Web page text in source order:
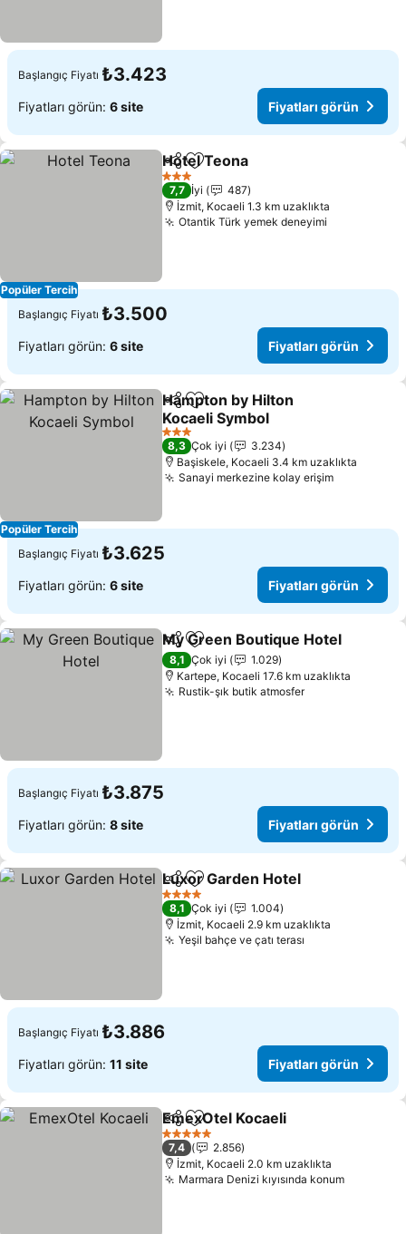
Başlangıç Fiyatı ₺3.423
Fiyatları görün: 6 site Fiyatları görün
Popüler Tercih
PaylaşFavorilerime ekle
Hotel Teona
3 Yıldız
7,7 İyi
487
İzmit, Kocaeli 1.3 km uzaklıkta
Otantik Türk yemek deneyimi
Başlangıç Fiyatı ₺3.500
Fiyatları görün: 6 site Fiyatları görün
Popüler Tercih
PaylaşFavorilerime ekle
Hampton by Hilton
Kocaeli Symbol
Fiyatları görün
3 Yıldız
8,3 Çok iyi
3.234
Başiskele, Kocaeli 3.4 km uzaklıkta
Sanayi merkezine kolay erişimFiyatları
Başlangıç Fiyatı ₺3.625
Fiyatları görün: 6 site Fiyatları görün
PaylaşFavorilerime ekle
My Green Boutique Hotel
8,1 Çok iyi
1.029
Kartepe, Kocaeli 17.6 km uzaklıkta
Rustik-şık butik atmosferFiyatları görün
Başlangıç Fiyatı ₺3.875
Fiyatları görün: 8 site Fiyatları görün
PaylaşFavorilerime ekle
Luxor Garden Hotel
4 Yıldız
8,1 Çok iyi
1.004
İzmit, Kocaeli 2.9 km uzaklıkta
Yeşil bahçe ve çatı terası
Başlangıç Fiyatı ₺3.886
Fiyatları görün: 11 site Fiyatları görün
PaylaşFavorilerime ekle
EmexOtel Kocaeli
5 Yıldız
7,4
2.856
İzmit, Kocaeli 2.0 km uzaklıkta
Marmara Denizi kıyısında konumFiyatları